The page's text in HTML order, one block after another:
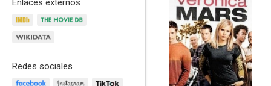
Enlaces externos
Redes sociales